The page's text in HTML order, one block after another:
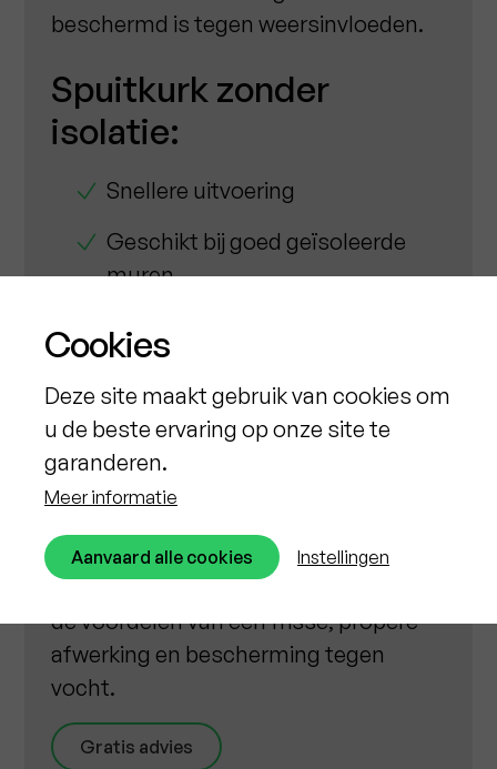
beschermd is tegen weersinvloeden.
Spuitkurk zonder
isolatie:
Snellere uitvoering
Geschikt bij goed geïsoleerde
muren
Budgetvriendelijker
isolatie nodig hebben
In beide gevallen zorgen we voor een
en strakke look. Kies je voor spuitkurk
zonder isolatie, dan heb je nog steeds
de voordelen van een frisse, propere
afwerking en bescherming tegen
vocht.
Gratis advies
Cookies
Deze site maakt gebruik van cookies om
u de beste ervaring op onze site te
garanderen.
Meer informatie
Aanvaard alle cookies Instellingen